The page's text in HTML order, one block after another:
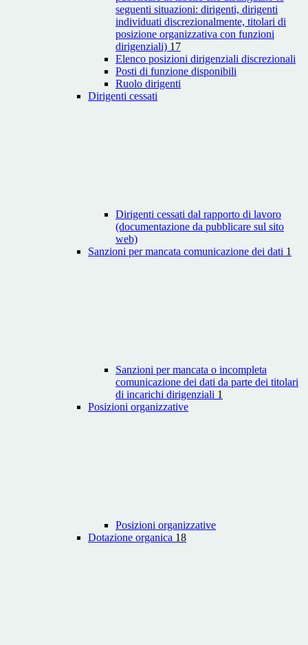
seguenti situazioni: dirigenti, dirigenti
individuati discrezionalmente, titolari di
posizione organizzativa con funzioni
dirigenziali) 17
Elenco posizioni dirigenziali discrezionali
Posti di funzione disponibili
Ruolo dirigenti
Dirigenti cessati
Dirigenti cessati dal rapporto di lavoro
(documentazione da pubblicare sul sito
web)
Sanzioni per mancata comunicazione dei dati 1
Sanzioni per mancata o incompleta
comunicazione dei dati da parte dei titolari
di incarichi dirigenziali 1
Posizioni organizzative
Posizioni organizzative
Dotazione organica 18